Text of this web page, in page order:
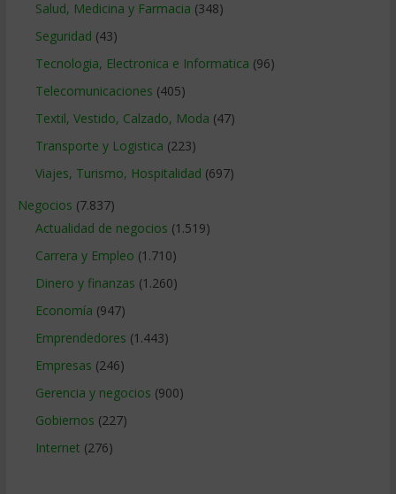
Salud, Medicina y Farmacia (348)
Seguridad (43)
Tecnologia, Electronica e Informatica (96)
Telecomunicaciones (405)
Textil, Vestido, Calzado, Moda (47)
Transporte y Logistica (223)
Viajes, Turismo, Hospitalidad (697)
Negocios (7.837)
Actualidad de negocios (1.519)
Carrera y Empleo (1.710)
Dinero y finanzas (1.260)
Economía (947)
Emprendedores (1.443)
Empresas (246)
Gerencia y negocios (900)
Gobiernos (227)
Internet (276)